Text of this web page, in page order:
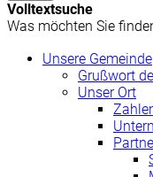
Volltextsuche
Was möchten Sie
Unsere Gemeinde
Grußwort
Unser Ort